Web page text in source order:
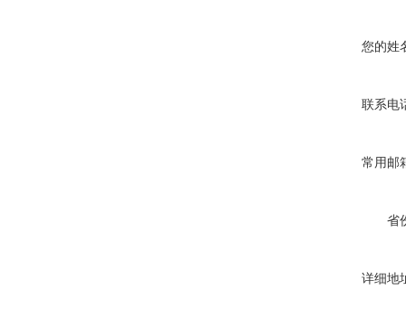
您的姓
联系电
常用邮
省
详细地